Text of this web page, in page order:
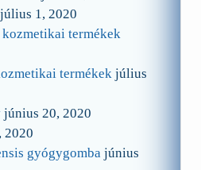
július 1, 2020
termékek
termékek július
június 20, 2020
2020
gyógygomba június